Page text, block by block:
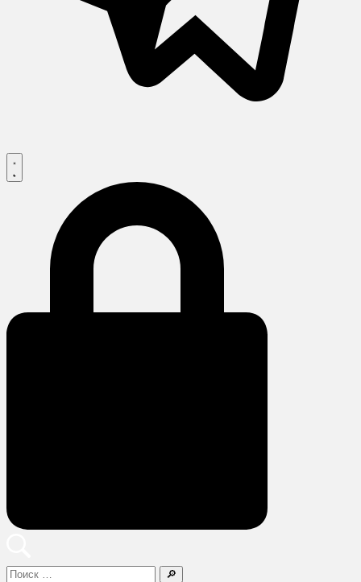
Поиск